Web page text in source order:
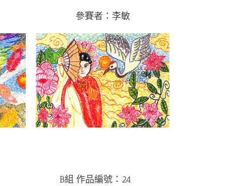
參賽者：李敏
B組 作品編號：24